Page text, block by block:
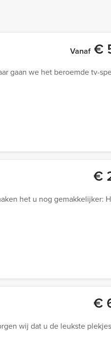
Vanaf€
gaan we het beroemde tv-
€
het u nog gemakkelijker:
€
wij dat u de leukste